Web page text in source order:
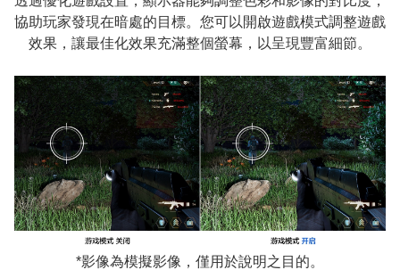
協助玩家發現在暗處的目標。您可以開啟遊戲模式調整遊戲
效果，讓最佳化效果充滿整個螢幕，以呈現豐富細節。
*影像為模擬影像，僅用於說明之目的。